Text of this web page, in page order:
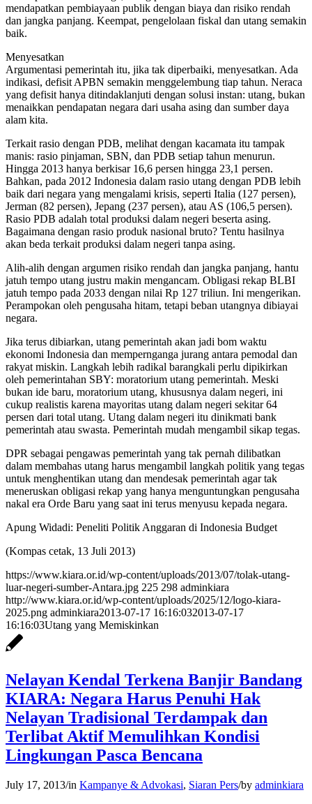
mendapatkan pembiayaan publik dengan biaya dan risiko rendah
dan jangka panjang. Keempat, pengelolaan fiskal dan utang semakin
baik.
Menyesatkan
Argumentasi pemerintah itu, jika tak diperbaiki, menyesatkan. Ada
indikasi, defisit APBN semakin menggelembung tiap tahun. Neraca
yang defisit hanya ditindaklanjuti dengan solusi instan: utang, bukan
menaikkan pendapatan negara dari usaha asing dan sumber daya
alam kita.
Terkait rasio dengan PDB, melihat dengan kacamata itu tampak
manis: rasio pinjaman, SBN, dan PDB setiap tahun menurun.
Hingga 2013 hanya berkisar 16,6 persen hingga 23,1 persen.
Bahkan, pada 2012 Indonesia dalam rasio utang dengan PDB lebih
baik dari negara yang mengalami krisis, seperti Italia (127 persen),
Jerman (82 persen), Jepang (237 persen), atau AS (106,5 persen).
Rasio PDB adalah total produksi dalam negeri beserta asing.
Bagaimana dengan rasio produk nasional bruto? Tentu hasilnya
akan beda terkait produksi dalam negeri tanpa asing.
Alih-alih dengan argumen risiko rendah dan jangka panjang, hantu
jatuh tempo utang justru makin mengancam. Obligasi rekap BLBI
jatuh tempo pada 2033 dengan nilai Rp 127 triliun. Ini mengerikan.
Perampokan oleh pengusaha hitam, tetapi beban utangnya dibiayai
negara.
Jika terus dibiarkan, utang pemerintah akan jadi bom waktu
ekonomi Indonesia dan mempernganga jurang antara pemodal dan
rakyat miskin. Langkah lebih radikal barangkali perlu dipikirkan
oleh pemerintahan SBY: moratorium utang pemerintah. Meski
bukan ide baru, moratorium utang, khususnya dalam negeri, ini
cukup realistis karena mayoritas utang dalam negeri sekitar 64
persen dari total utang. Utang dalam negeri itu dinikmati bank
pemerintah atau swasta. Pemerintah mudah mengambil sikap tegas.
DPR sebagai pengawas pemerintah yang tak pernah dilibatkan
dalam membahas utang harus mengambil langkah politik yang tegas
untuk menghentikan utang dan mendesak pemerintah agar tak
meneruskan obligasi rekap yang hanya menguntungkan pengusaha
nakal era Orde Baru yang saat ini terus menyusu kepada negara.
Apung Widadi: Peneliti Politik Anggaran di Indonesia Budget
(Kompas cetak, 13 Juli 2013)
https://www.kiara.or.id/wp-content/uploads/2013/07/tolak-utang-
luar-negeri-sumber-Antara.jpg 225 298 adminkiara
http://www.kiara.or.id/wp-content/uploads/2025/12/logo-kiara-
2025.png adminkiara2013-07-17 16:16:032013-07-17
16:16:03Utang yang Memiskinkan
Nelayan Kendal Terkena Banjir Bandang
KIARA: Negara Harus Penuhi Hak
Nelayan Tradisional Terdampak dan
Terlibat Aktif Memulihkan Kondisi
Lingkungan Pasca Bencana
July 17, 2013/in Kampanye & Advokasi, Siaran Pers/by adminkiara